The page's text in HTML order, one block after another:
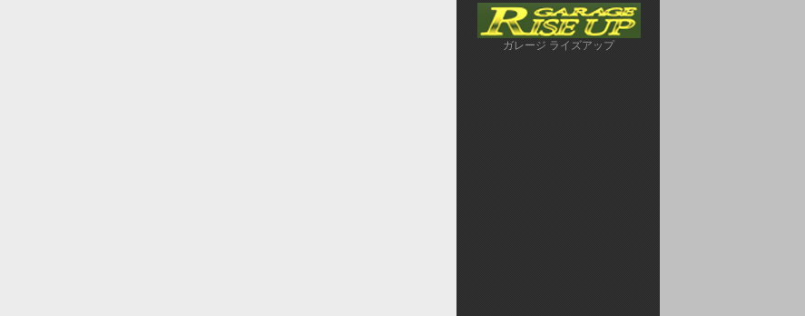
ガレージ ライズアップ